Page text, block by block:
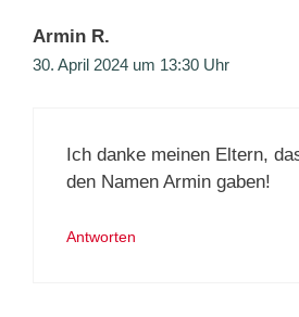
Armin R.
30. April 2024 um 13:30 Uhr
Ich danke meinen Eltern,
den Namen Armin gaben!
Antworten